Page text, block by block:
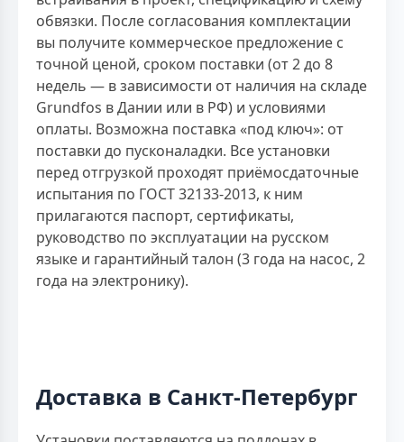
обвязки. После согласования комплектации
вы получите коммерческое предложение с
точной ценой, сроком поставки (от 2 до 8
недель — в зависимости от наличия на складе
Grundfos в Дании или в РФ) и условиями
оплаты. Возможна поставка «под ключ»: от
поставки до пусконаладки. Все установки
перед отгрузкой проходят приёмосдаточные
испытания по ГОСТ 32133-2013, к ним
прилагаются паспорт, сертификаты,
руководство по эксплуатации на русском
языке и гарантийный талон (3 года на насос, 2
года на электронику).
Доставка в Санкт-Петербург